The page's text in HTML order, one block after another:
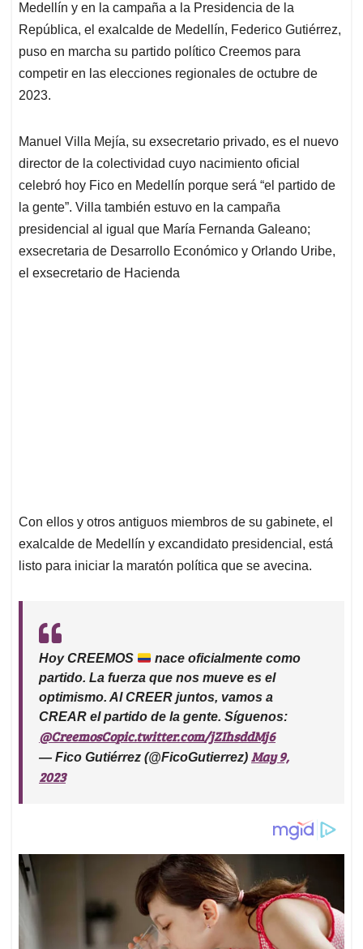
A
p
p
o
o
k
d
I
n
d
s
Medellín y en la campaña a la Presidencia de la
República, el exalcalde de Medellín, Federico Gutiérrez,
puso en marcha su partido político Creemos para
competir en las elecciones regionales de octubre de
2023.
Manuel Villa Mejía, su exsecretario privado, es el nuevo
director de la colectividad cuyo nacimiento oficial
celebró hoy Fico en Medellín porque será “el partido de
la gente”. Villa también estuvo en la campaña
presidencial al igual que María Fernanda Galeano;
exsecretaria de Desarrollo Económico y Orlando Uribe,
el exsecretario de Hacienda
Con ellos y otros antiguos miembros de su gabinete, el
exalcalde de Medellín y excandidato presidencial, está
listo para iniciar la maratón política que se avecina.
Hoy CREEMOS
nace oficialmente como
partido. La fuerza que nos mueve es el
optimismo. Al CREER juntos, vamos a
CREAR el partido de la gente. Síguenos:
@CreemosCopic.twitter.com/jZIhsddMj6
— Fico Gutiérrez (@FicoGutierrez) May 9,
2023